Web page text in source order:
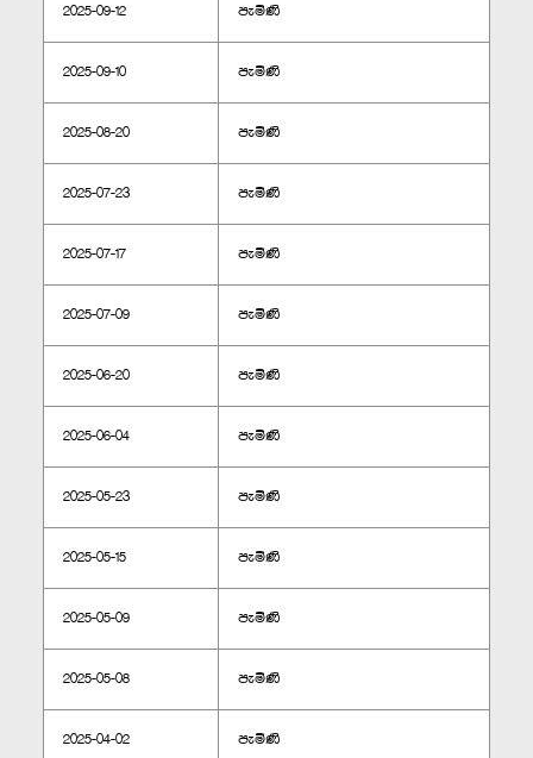
2025-09-12 පැමිණි
2025-09-10 පැමිණි
2025-08-20 පැමිණි
2025-07-23 පැමිණි
2025-07-17 පැමිණි
2025-07-09 පැමිණි
2025-06-20 පැමිණි
2025-06-04 පැමිණි
2025-05-23 පැමිණි
2025-05-15 පැමිණි
2025-05-09 පැමිණි
2025-05-08 පැමිණි
2025-04-02 පැමිණි